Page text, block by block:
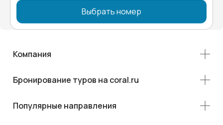
Выбрать номер
Компания
Бронирование туров на coral.ru
Популярные направления